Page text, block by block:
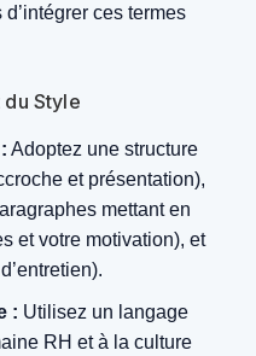
ces termes
Style
Adoptez une structure
et présentation),
mettant en
et votre motivation), et
: Utilisez un langage
RH et à la culture